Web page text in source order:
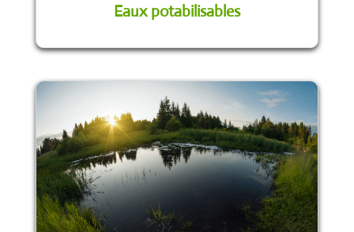
Eaux potabilisables